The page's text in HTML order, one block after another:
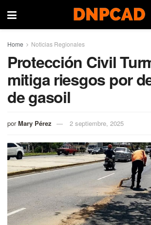
Home Noticias Regionales
Protección Civil
mitiga riesgos por
de gasoil
por Mary Pérez 2 septiembre, 2025